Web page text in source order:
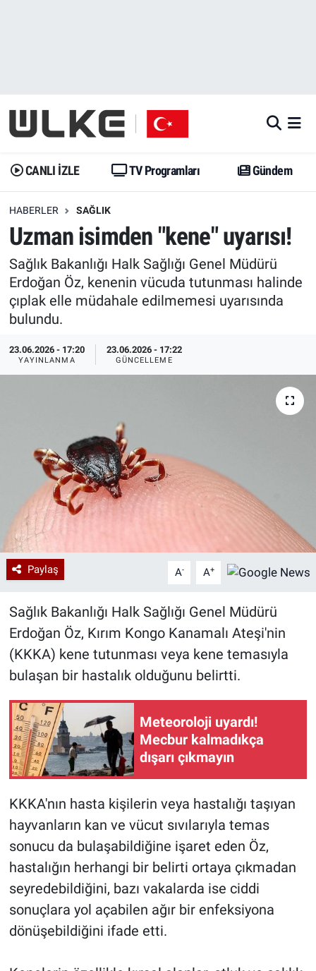
CANLI İZLE TV Programları Gündem
HABERLER SAĞLIK
Uzman isimden "kene" uyarısı!
Sağlık Bakanlığı Halk Sağlığı Genel Müdürü
Erdoğan Öz, kenenin vücuda tutunması halinde
çıplak elle müdahale edilmemesi uyarısında
bulundu.
23.06.2026 - 17:20
YAYINLANMA
23.06.2026 - 17:22
GÜNCELLEME
Paylaş A- A+
Sağlık Bakanlığı Halk Sağlığı Genel Müdürü
Erdoğan Öz, Kırım Kongo Kanamalı Ateşi'nin
(KKKA) kene tutunması veya kene temasıyla
bulaşan bir hastalık olduğunu belirtti.
Meteoroloji uyardı!
Mecbur kalmadıkça
dışarı çıkmayın
KKKA'nın hasta kişilerin veya hastalığı taşıyan
hayvanların kan ve vücut sıvılarıyla temas
sonucu da bulaşabildiğine işaret eden Öz,
hastalığın herhangi bir belirti ortaya çıkmadan
seyredebildiğini, bazı vakalarda ise ciddi
sonuçlara yol açabilen ağır bir enfeksiyona
dönüşebildiğini ifade etti.
Gündem
Dünya
Erişim Bilgileri
Ekonomi
Trend
Özel Haberler
Yazarlar
Gündem
Trend
Erişim Bilgileri
Spor
Ekonomi
Medya
Kadın
Erişim Bilgileri
Sağlık
Teknoloji
İstanbul Namaz Vakitleri
Trafik Durumu
Erişim Bilgileri
Tüm Manşetler
Son Dakika Haberleri
Haber Arşivi